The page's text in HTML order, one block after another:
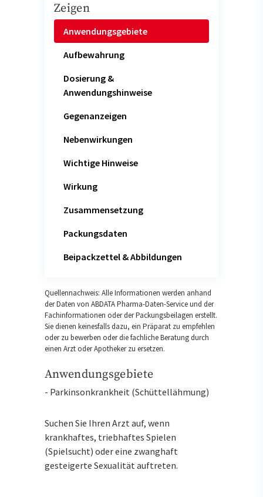
Zeigen
Anwendungsgebiete
Aufbewahrung
Dosierung &
Anwendungshinweise
Gegenanzeigen
Nebenwirkungen
Wichtige Hinweise
Wirkung
Zusammensetzung
Packungsdaten
Beipackzettel & Abbildungen
Quellennachweis: Alle Informationen werden anhand
der Daten von ABDATA Pharma-Daten-Service und der
Fachinformationen oder der Packungsbeilagen erstellt.
Sie dienen keinesfalls dazu, ein Präparat zu empfehlen
oder zu bewerben oder die fachliche Beratung durch
einen Arzt oder Apotheker zu ersetzen.
Anwendungsgebiete
- Parkinsonkrankheit (Schüttellähmung)
Suchen Sie Ihren Arzt auf, wenn
krankhaftes, triebhaftes Spielen
(Spielsucht) oder eine zwanghaft
gesteigerte Sexualität auftreten.